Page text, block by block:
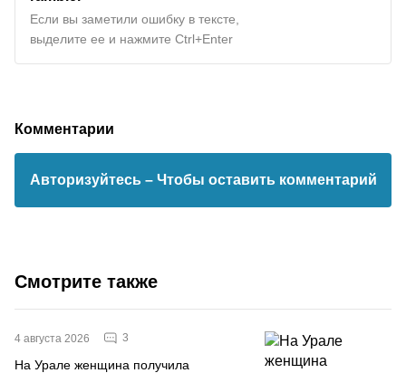
Если вы заметили ошибку в тексте,
выделите ее и нажмите Ctrl+Enter
Комментарии
Авторизуйтесь – Чтобы оставить комментарий
Смотрите также
4 августа 2026 3
На Урале женщина получила